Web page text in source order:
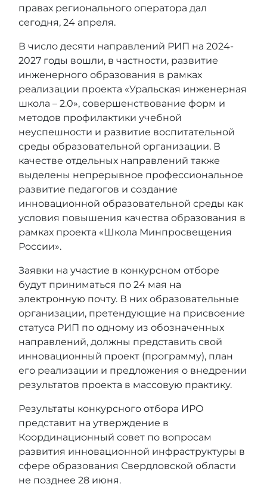
правах регионального оператора дал
сегодня, 24 апреля.
В число десяти направлений РИП на 2024-
2027 годы вошли, в частности, развитие
инженерного образования в рамках
реализации проекта «Уральская инженерная
школа – 2.0», совершенствование форм и
методов профилактики учебной
неуспешности и развитие воспитательной
среды образовательной организации. В
качестве отдельных направлений также
выделены непрерывное профессиональное
развитие педагогов и создание
инновационной образовательной среды как
условия повышения качества образования в
рамках проекта «Школа Минпросвещения
России».
Заявки на участие в конкурсном отборе
будут приниматься по 24 мая на
электронную почту. В них образовательные
организации, претендующие на присвоение
статуса РИП по одному из обозначенных
направлений, должны представить свой
инновационный проект (программу), план
его реализации и предложения о внедрении
результатов проекта в массовую практику.
Результаты конкурсного отбора ИРО
представит на утверждение в
Координационный совет по вопросам
развития инновационной инфраструктуры в
сфере образования Свердловской области
не позднее 28 июня.